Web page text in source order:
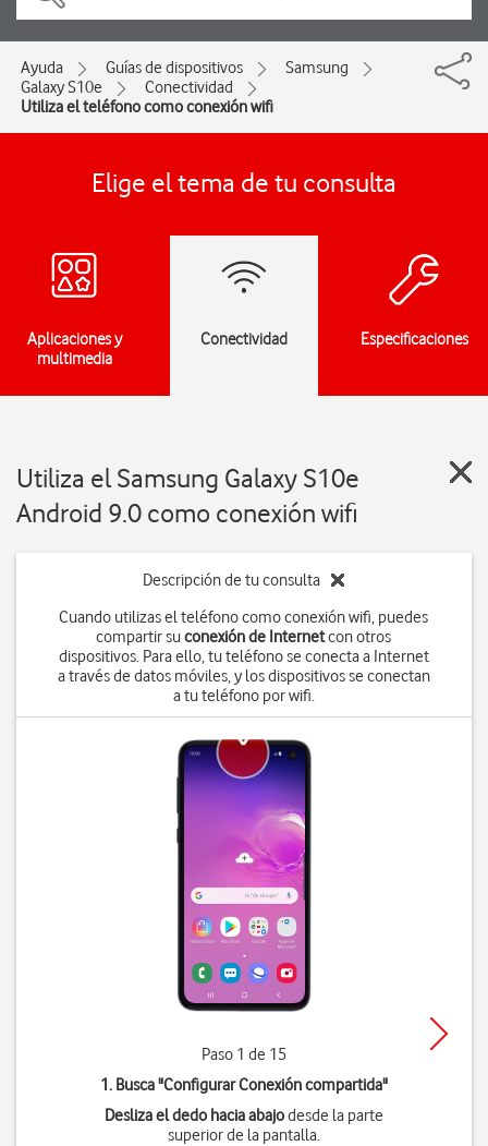
Ayuda Guías de dispositivos
Samsung
Galaxy S10e
Conectividad
Utiliza el teléfono como conexión wifi
Elige el tema de tu consulta
Aplicaciones y
multimedia
Conectividad Especificaciones
Utiliza el Samsung Galaxy S10e
Android 9.0 como conexión wifi
Descripción de tu consulta
Cuando utilizas el teléfono como conexión wifi, puedes
compartir suconexión de Internetcon otros
dispositivos. Para ello, tu teléfono se conecta a Internet
a través de datos móviles, y los dispositivos se conectan
a tu teléfono por wifi.
Paso 1 de 15
1. Busca "Configurar Conexión compartida"
Desliza el dedo hacia abajodesde la parte
superior de la pantalla.